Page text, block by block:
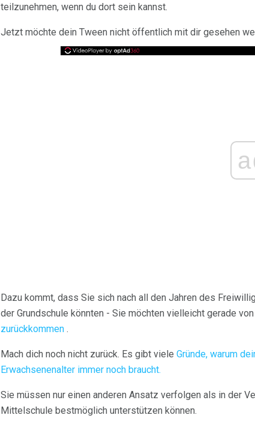
teilzunehmen, wenn du dort sein kannst.
Jetzt möchte dein Tween nicht öffentlich mit dir gesehen
Dazu kommt, dass Sie sich nach all den Jahren des
der Grundschule könnten - Sie möchten vielleicht gerade
zurückkommen .
Mach dich noch nicht zurück. Es gibt viele Gründe, warum
Erwachsenenalter immer noch braucht.
Sie müssen nur einen anderen Ansatz verfolgen als in der
Mittelschule bestmöglich unterstützen können.